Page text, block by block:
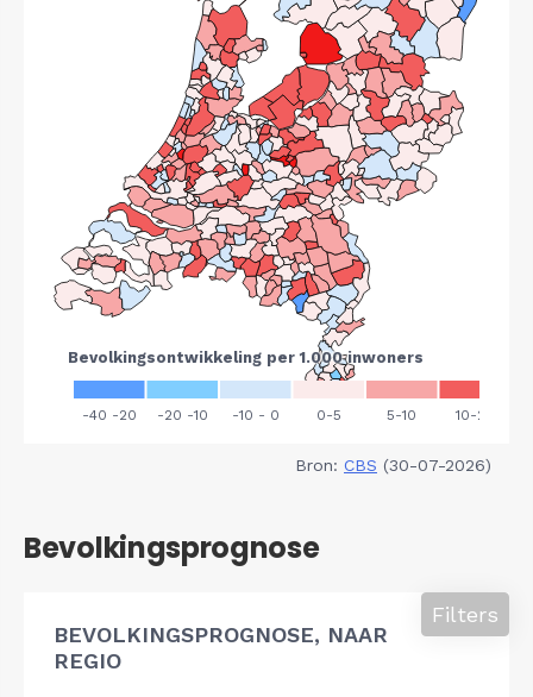
Bron: CBS (30-07-2026)
Bevolkingsprognose
BEVOLKINGSPROGNOSE, NAAR
REGIO
Filters